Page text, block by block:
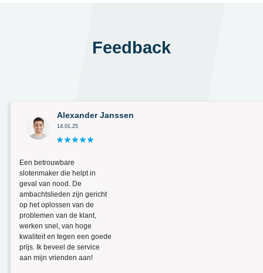
Feedback
Alexander Janssen
14.01.25
Een betrouwbare
slotenmaker die helpt in
geval van nood. De
ambachtslieden zijn gericht
op het oplossen van de
problemen van de klant,
werken snel, van hoge
kwaliteit en tegen een goede
prijs. Ik beveel de service
aan mijn vrienden aan!